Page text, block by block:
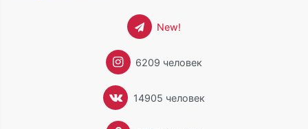
New!
6209 человек
14905 человек